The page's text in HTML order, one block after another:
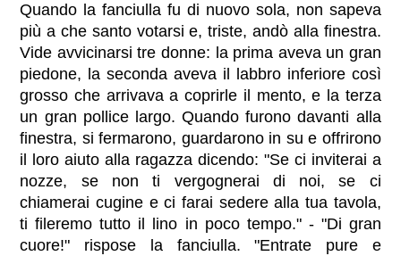
Quando la fanciulla fu di nuovo sola, non sapeva
più a che santo votarsi e, triste, andò alla finestra.
Vide avvicinarsi tre donne: la prima aveva un gran
piedone, la seconda aveva il labbro inferiore così
grosso che arrivava a coprirle il mento, e la terza
un gran pollice largo. Quando furono davanti alla
finestra, si fermarono, guardarono in su e offrirono
il loro aiuto alla ragazza dicendo: "Se ci inviterai a
nozze, se non ti vergognerai di noi, se ci
chiamerai cugine e ci farai sedere alla tua tavola,
ti fileremo tutto il lino in poco tempo." - "Di gran
cuore!" rispose la fanciulla. "Entrate pure e